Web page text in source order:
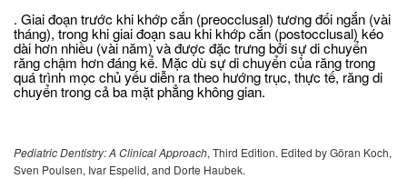
. Giai đoạn trước khi khớp cắn (preocclusal) tương đối ngắn (vài
tháng), trong khi giai đoạn sau khi khớp cắn (postocclusal) kéo
dài hơn nhiều (vài năm) và được đặc trưng bởi sự di chuyển
răng chậm hơn đáng kể. Mặc dù sự di chuyển của răng trong
quá trình mọc chủ yếu diễn ra theo hướng trục, thực tế, răng di
chuyển trong cả ba mặt phẳng không gian.
PediatricDentistry:A Clinical Approach, Third Edition. Edited by Göran Koch,
Sven Poulsen, Ivar Espelid, and Dorte Haubek.